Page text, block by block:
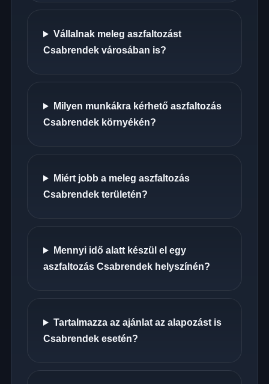
Vállalnak meleg aszfaltozást
Csabrendek városában is?
Milyen munkákra kérhető aszfaltozás
Csabrendek környékén?
Miért jobb a meleg aszfaltozás
Csabrendek területén?
Mennyi idő alatt készül el egy
aszfaltozás Csabrendek helyszínén?
Tartalmazza az ajánlat az alapozást is
Csabrendek esetén?